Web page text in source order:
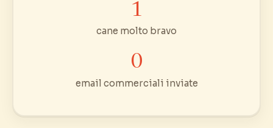
1
cane molto bravo
0
email commerciali inviate